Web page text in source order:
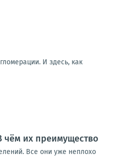
И здесь, как
чём их преимущество
Все они уже неплохо